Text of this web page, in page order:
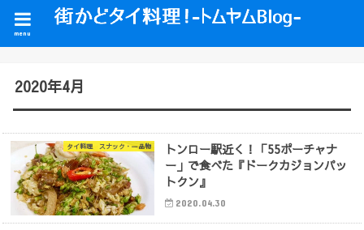
menu
2020年4月
タイ料理 スナック・一品物
トンロー駅近く！「55ポーチャナ
ー」で食べた『ドークカジョンパッ
トクン』
2020.04.30